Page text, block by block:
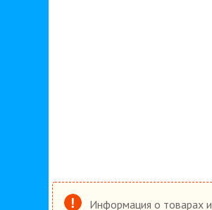
Информация о товарах и